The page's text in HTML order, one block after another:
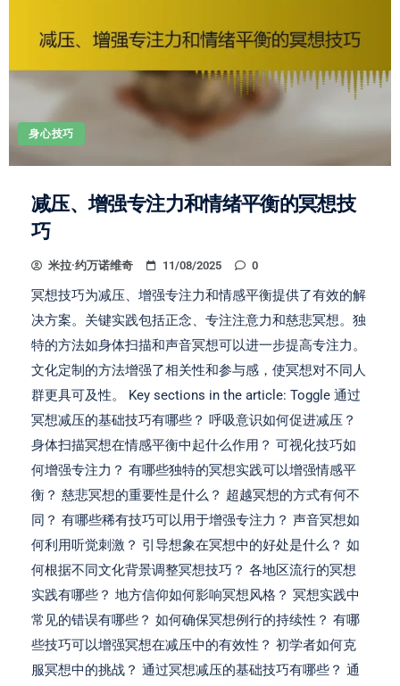
身心技巧
减压、增强专注力和情绪平衡的冥想技
巧
米拉·约万诺维奇 11/08/2025 0
冥想技巧为减压、增强专注力和情感平衡提供了有效的解
决方案。关键实践包括正念、专注注意力和慈悲冥想。独
特的方法如身体扫描和声音冥想可以进一步提高专注力。
文化定制的方法增强了相关性和参与感，使冥想对不同人
群更具可及性。 Key sections in the article: Toggle 通过
冥想减压的基础技巧有哪些？ 呼吸意识如何促进减压？
身体扫描冥想在情感平衡中起什么作用？ 可视化技巧如
何增强专注力？ 有哪些独特的冥想实践可以增强情感平
衡？ 慈悲冥想的重要性是什么？ 超越冥想的方式有何不
同？ 有哪些稀有技巧可以用于增强专注力？ 声音冥想如
何利用听觉刺激？ 引导想象在冥想中的好处是什么？ 如
何根据不同文化背景调整冥想技巧？ 各地区流行的冥想
实践有哪些？ 地方信仰如何影响冥想风格？ 冥想实践中
常见的错误有哪些？ 如何确保冥想例行的持续性？ 有哪
些技巧可以增强冥想在减压中的有效性？ 初学者如何克
服冥想中的挑战？ 通过冥想减压的基础技巧有哪些？ 通